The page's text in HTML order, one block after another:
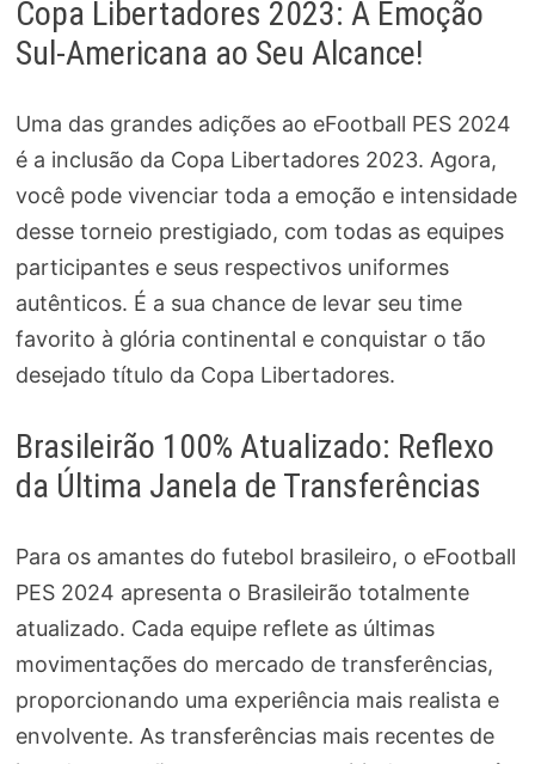
Copa Libertadores 2023: A Emoção
Sul-Americana ao Seu Alcance!
Uma das grandes adições ao eFootball PES 2024
é a inclusão da Copa Libertadores 2023. Agora,
você pode vivenciar toda a emoção e intensidade
desse torneio prestigiado, com todas as equipes
participantes e seus respectivos uniformes
autênticos. É a sua chance de levar seu time
favorito à glória continental e conquistar o tão
desejado título da Copa Libertadores.
Brasileirão 100% Atualizado: Reflexo
da Última Janela de Transferências
Para os amantes do futebol brasileiro, o eFootball
PES 2024 apresenta o Brasileirão totalmente
atualizado. Cada equipe reflete as últimas
movimentações do mercado de transferências,
proporcionando uma experiência mais realista e
envolvente. As transferências mais recentes de